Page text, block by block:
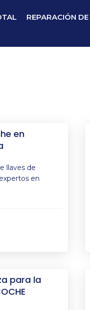
REPARACIÓN
en
llaves de
en
para la